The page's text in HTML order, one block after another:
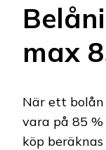
max
När ett
vara på 85
köp